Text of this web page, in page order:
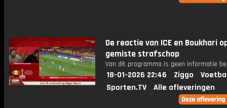
De reactie van ICE en Boukhari
gemiste strafschop
Van dit programma is geen informatie
18-01-2026 22:46 Ziggo
Sporten.TV
Alle afleveringen